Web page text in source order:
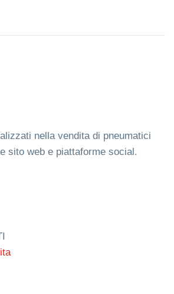
nella vendita di pneumatici
sito web e piattaforme social.